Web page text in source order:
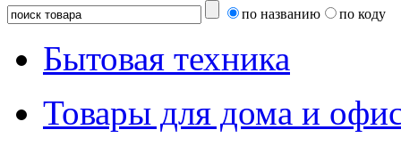
по названию по коду
Бытовая техника
Товары для дома и